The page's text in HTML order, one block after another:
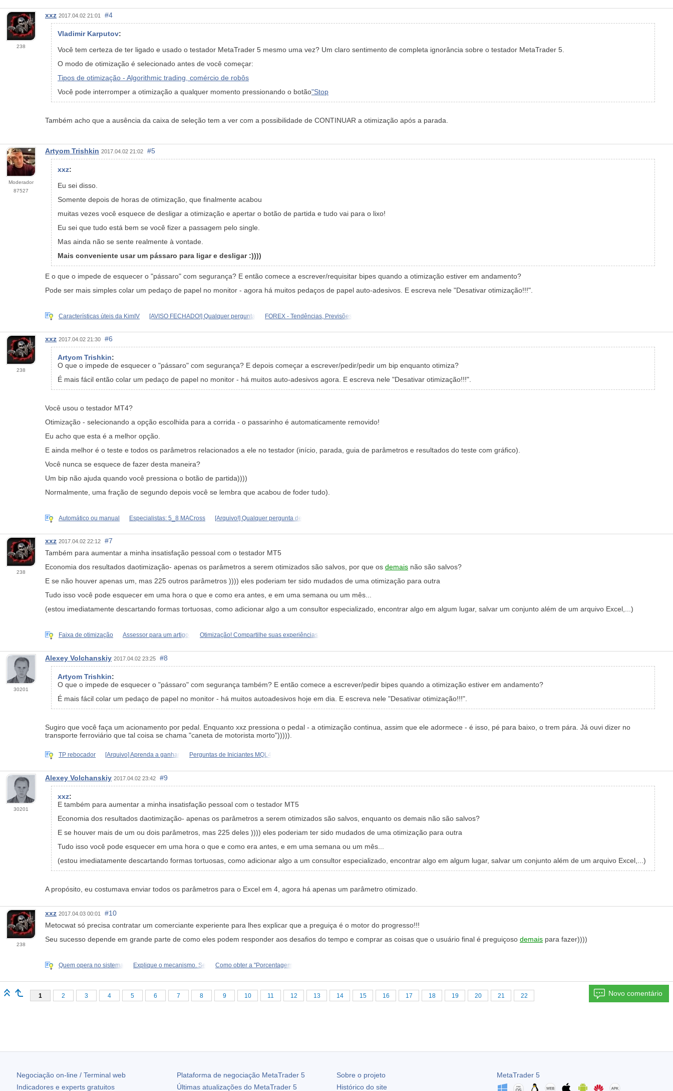
238
xxz 2017.04.02 21:01 #4
Vladimir Karputov:
Você tem certeza de ter ligado e usado o testador MetaTrader 5 mesmo uma vez? Um claro sentimento de completa ignorância sobre o testador MetaTrader 5.
O modo de otimização é selecionado antes de você começar:
Tipos de otimização - Algorithmic trading, comércio de robôs
Você pode interromper a otimização a qualquer momento pressionando o botão"Stop
Também acho que a ausência da caixa de seleção tem a ver com a possibilidade de CONTINUAR a otimização após a parada.
Moderador
87527
Artyom Trishkin 2017.04.02 21:02 #5
xxz:
Eu sei disso.
Somente depois de horas de otimização, que finalmente acabou
muitas vezes você esquece de desligar a otimização e apertar o botão de partida e tudo vai para o lixo!
Eu sei que tudo está bem se você fizer a passagem pelo single.
Mas ainda não se sente realmente à vontade.
Mais conveniente usar um pássaro para ligar e desligar :))))
E o que o impede de esquecer o "pássaro" com segurança? E então comece a escrever/requisitar bipes quando a otimização estiver em andamento?
Pode ser mais simples colar um pedaço de papel no monitor - agora há muitos pedaços de papel auto-adesivos. E escreva nele "Desativar otimização!!!".
Características úteis da KimIV [AVISO FECHADO!] Qualquer pergunta FOREX - Tendências, Previsões
238
xxz 2017.04.02 21:30 #6
Artyom Trishkin:
O que o impede de esquecer o "pássaro" com segurança? E depois começar a escrever/pedir/pedir um bip enquanto otimiza?
É mais fácil então colar um pedaço de papel no monitor - há muitos auto-adesivos agora. E escreva nele "Desativar otimização!!!".
Você usou o testador MT4?
Otimização - selecionando a opção escolhida para a corrida - o passarinho é automaticamente removido!
Eu acho que esta é a melhor opção.
E ainda melhor é o teste e todos os parâmetros relacionados a ele no testador (início, parada, guia de parâmetros e resultados do teste com gráfico).
Você nunca se esquece de fazer desta maneira?
Um bip não ajuda quando você pressiona o botão de partida))))
Normalmente, uma fração de segundo depois você se lembra que acabou de foder tudo).
Automático ou manual Especialistas: 5_8 MACross [Arquivo!] Qualquer pergunta de
238
xxz 2017.04.02 22:12
#7
Também para aumentar a minha insatisfação pessoal com o testador MT5
Economia dos resultados daotimização- apenas os parâmetros a serem otimizados são salvos, por que os demais não são salvos?
E se não houver apenas um, mas 225 outros parâmetros )))) eles poderiam ter sido mudados de uma otimização para outra
Tudo isso você pode esquecer em uma hora o que e como era antes, e em uma semana ou um mês...
(estou imediatamente descartando formas tortuosas, como adicionar algo a um consultor especializado, encontrar algo em algum lugar, salvar um conjunto além de um arquivo Excel,...)
Faixa de otimização Assessor para um artigo. Otimização! Compartilhe suas experiências,
30201
Alexey Volchanskiy 2017.04.02 23:25 #8
Artyom Trishkin:
O que o impede de esquecer o "pássaro" com segurança também? E então comece a escrever/pedir bipes quando a otimização estiver em andamento?
É mais fácil colar um pedaço de papel no monitor - há muitos autoadesivos hoje em dia. E escreva nele "Desativar otimização!!!".
Sugiro que você faça um acionamento por pedal. Enquanto xxz pressiona o pedal - a otimização continua, assim que ele adormece - é isso, pé para baixo, o trem pára. Já ouvi dizer no
transporte ferroviário que tal coisa se chama "caneta de motorista morto"))))).
TP rebocador [Arquivo] Aprenda a ganhar Perguntas de Iniciantes MQL4
30201
Alexey Volchanskiy 2017.04.02 23:42 #9
xxz:
E também para aumentar a minha insatisfação pessoal com o testador MT5
Economia dos resultados daotimização- apenas os parâmetros a serem otimizados são salvos, enquanto os demais não são salvos?
E se houver mais de um ou dois parâmetros, mas 225 deles )))) eles poderiam ter sido mudados de uma otimização para outra
Tudo isso você pode esquecer em uma hora o que e como era antes, e em uma semana ou um mês...
(estou imediatamente descartando formas tortuosas, como adicionar algo a um consultor especializado, encontrar algo em algum lugar, salvar um conjunto além de um arquivo Excel,...)
A propósito, eu costumava enviar todos os parâmetros para o Excel em 4, agora há apenas um parâmetro otimizado.
238
xxz 2017.04.03 00:01
#10
Metocwat só precisa contratar um comerciante experiente para lhes explicar que a preguiça é o motor do progresso!!!
Seu sucesso depende em grande parte de como eles podem responder aos desafios do tempo e comprar as coisas que o usuário final é preguiçoso demais para fazer))))
Quem opera no sistema Explique o mecanismo. Se Como obter a "Porcentagem
1 2 3 4 5 6 7 8 9 10 11 12 13 14 15 16 17 18 19 20 21 22 Novo comentário
Negociação on-line / Terminal web
Indicadores e experts gratuitos
Plataforma de negociação MetaTrader 5
Últimas atualizações do MetaTrader 5
Sobre o projeto
Histórico do site
MetaTrader 5